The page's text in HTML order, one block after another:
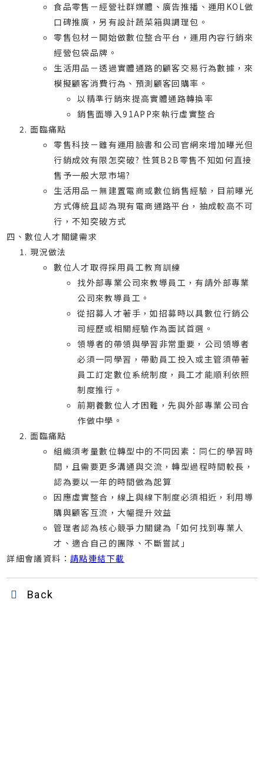
食品零售－經營社群媒體、廣告推播、運用KOL做
口碑推廣，另有設計蔬菜箱與調理包。
零售包材－開始做數位整合平台，運用內容行銷來
經營包袋品牌。
生活用品－透過實體通路的顧客交易行為數據，來
模擬顧客消費行為、預測顧客回購率。
以精準行銷來提高實體通路轉換率
銷售面導入91APP來執行虛實整合
面臨痛點
零售科技－雖有運用臉書和公司官網來增加曝光但
行銷成效有限怎突破? 性質B2B零售不知如何直接
售予一般大眾市場?
生活用品－無建置電商或數位銷售經驗，目前曝光
方式傳統且認為現有電商通路平台，抽成較高不可
行，不知突破方式
四、數位人才關鍵需求
現況做法
數位人才取得採用員工教育訓練
找外部專業公司來教導員工，有請外部專業
公司來教導員工。
從招募人才著手，如招募時以具數位行銷公
司經歷或相關經驗作為面試首選。
領導者的帶領與學習非常重要，公司領導者
必須一同學習，帶動員工投入或主管須帶著
員工訂定數位系統制度，員工才能順利依照
制度推行。
前期養數位人才困難，先與外部專業公司合
作做中學。
面臨痛點
組織須考量數位轉型中的不同因素：同仁的學習時
間，且需要更多溝通與交流，轉型過程時間較長，
認為要以一年的時間做為起算
因應虛實整合，線上與線下制度必須相近，利用導
購與顧客互流，大幅提升效益
管理者認為核心競爭力關鍵為「如何找到專業人
才、適合自己的團隊、不斷嘗試」
詳細會議資料： 請點連結下載
Back